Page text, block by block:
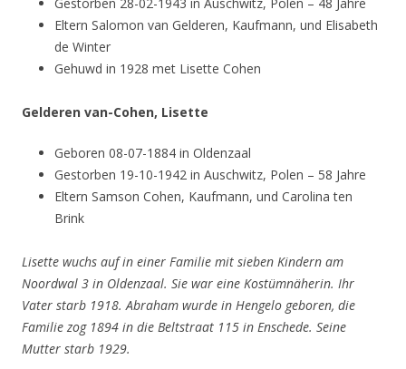
Eltern Salomon van Gelderen, Kaufmann, und Elisabeth
de Winter
Gehuwd in 1928 met Lisette Cohen
Gelderen van-Cohen, Lisette
Geboren 08-07-1884 in Oldenzaal
Gestorben 19-10-1942 in Auschwitz, Polen – 58 Jahre
Eltern Samson Cohen, Kaufmann, und Carolina ten
Brink
Lisette wuchs auf in einer Familie mit sieben Kindern am
Noordwal 3 in Oldenzaal. Sie war eine Kostümnäherin. Ihr
Vater starb 1918. Abraham wurde in Hengelo geboren, die
Familie zog 1894 in die Beltstraat 115 in Enschede. Seine
Mutter starb 1929.